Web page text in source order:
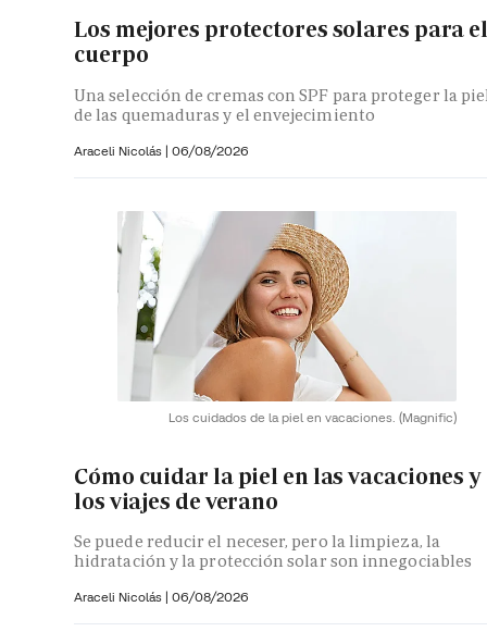
Los mejores protectores solares para
cuerpo
Una selección de cremas con SPF para proteger la
de las quemaduras y el envejecimiento
Araceli Nicolás | 06/08/2026
Los cuidados de la piel en vacaciones. (Magnific)
Cómo cuidar la piel en las vacaciones y
los viajes de verano
Se puede reducir el neceser, pero la limpieza, la
hidratación y la protección solar son innegociables
Araceli Nicolás | 06/08/2026